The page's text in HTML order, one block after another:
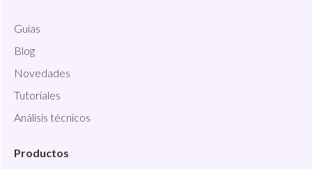
Guías
Blog
Novedades
Tutoriales
Análisis técnicos
Productos